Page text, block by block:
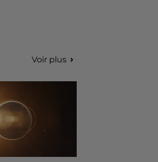
Voir plus